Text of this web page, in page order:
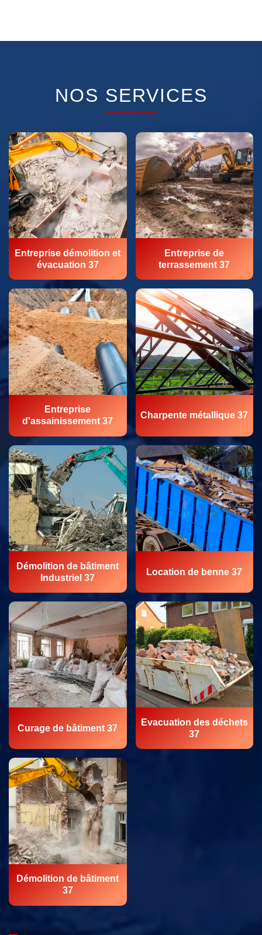
NOS SERVICES
Entreprise démolition et
évacuation 37
Entreprise de
terrassement 37
Entreprise
d'assainissement 37
Charpente métallique 37
Démolition de bâtiment
Industriel 37
Location de benne 37
Curage de bâtiment 37
Evacuation des déchets
37
Démolition de bâtiment
37